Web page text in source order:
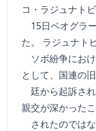
コ・ラジュナト
15日ベオグラ
た。 ラジュナト
ソボ紛争にお
として、国連の
廷から起訴さ
親交が深かった
されたのではな